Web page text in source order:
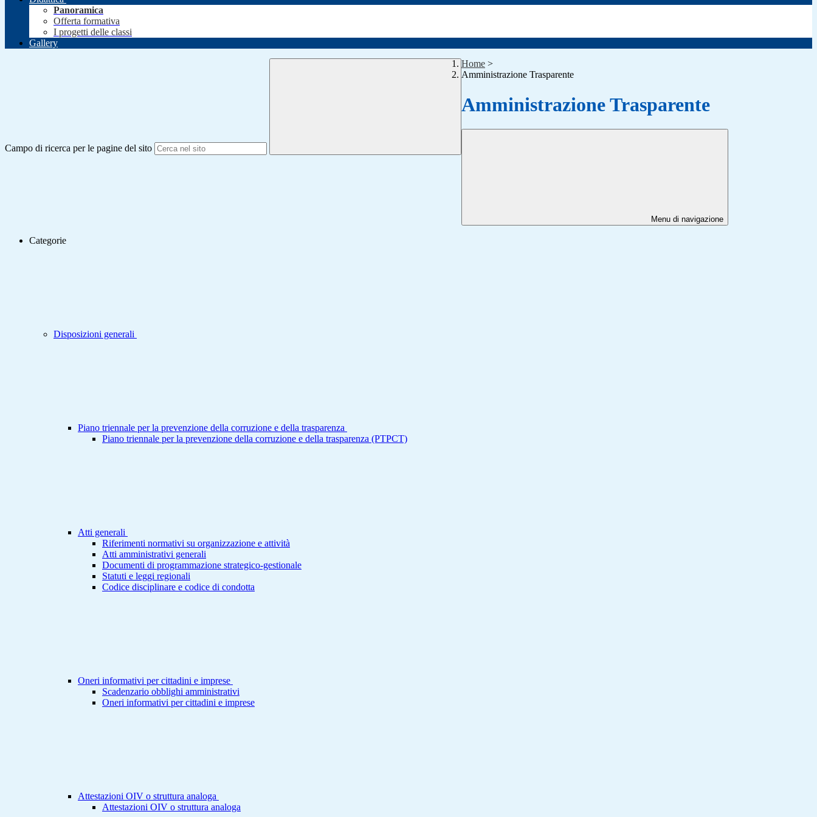
Panoramica
Offerta formativa
I progetti delle classi
Gallery
Campo di ricerca per le pagine del sito
Home >
Amministrazione Trasparente
Amministrazione Trasparente
Menu di navigazione
Categorie
Disposizioni generali
Piano triennale per la prevenzione della corruzione e della trasparenza
Piano triennale per la prevenzione della corruzione e della trasparenza (PTPCT)
Atti generali
Riferimenti normativi su organizzazione e attività
Atti amministrativi generali
Documenti di programmazione strategico-gestionale
Statuti e leggi regionali
Codice disciplinare e codice di condotta
Oneri informativi per cittadini e imprese
Scadenzario obblighi amministrativi
Oneri informativi per cittadini e imprese
Attestazioni OIV o struttura analoga
Attestazioni OIV o struttura analoga